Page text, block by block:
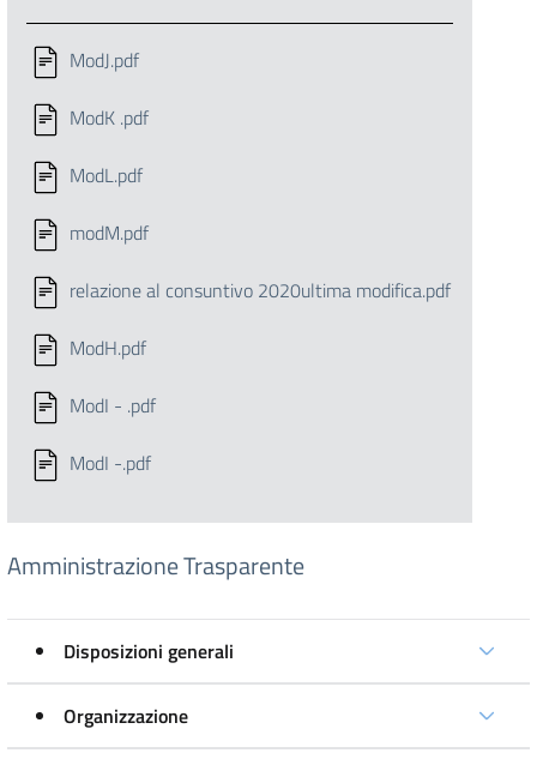
ModJ.pdf
ModK .pdf
ModL.pdf
modM.pdf
relazione al consuntivo 2020ultima modifica.pdf
ModH.pdf
ModI - .pdf
ModI -.pdf
Amministrazione Trasparente
Disposizioni generali
Organizzazione